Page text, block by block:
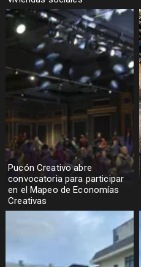
Pucón Creativo abre
convocatoria para participar
en el Mapeo de Economías
Creativas